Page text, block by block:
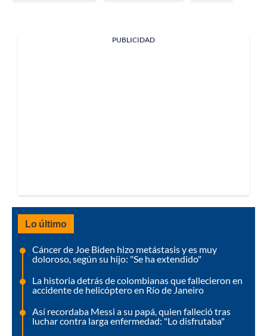
PUBLICIDAD
Lo último
Cáncer de Joe Biden hizo metástasis y es muy
doloroso, según su hijo: "Se ha extendido"
La historia detrás de colombianas que fallecieron en
accidente de helicóptero en Río de Janeiro
Así recordaba Messi a su papá, quien falleció tras
luchar contra larga enfermedad: "Lo disfrutaba"